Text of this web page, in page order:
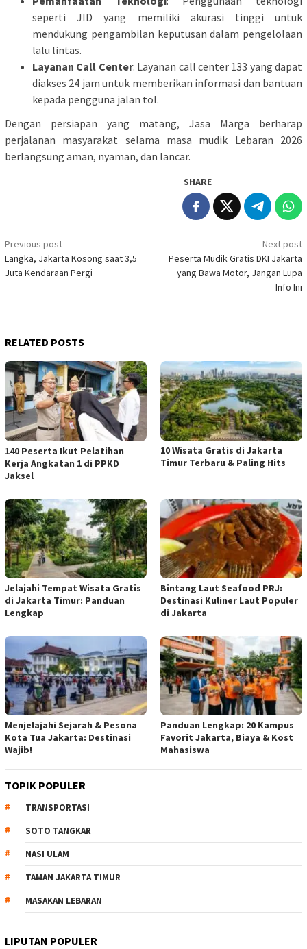
seperti JID yang memiliki akurasi tinggi untuk
mendukung pengambilan keputusan dalam pengelolaan
lalu lintas.
Layanan Call Center: Layanan call center 133 yang dapat
diakses 24 jam untuk memberikan informasi dan bantuan
kepada pengguna jalan tol.
Dengan persiapan yang matang, Jasa Marga berharap
perjalanan masyarakat selama masa mudik Lebaran 2026
berlangsung aman, nyaman, dan lancar.
SHARE
Post
navigation
Previous post
Langka, Jakarta Kosong saat 3,5
Juta Kendaraan Pergi
Next post
Peserta Mudik Gratis DKI Jakarta
yang Bawa Motor, Jangan Lupa
Info Ini
RELATED POSTS
140 Peserta Ikut Pelatihan
Kerja Angkatan 1 di PPKD
Jaksel
10 Wisata Gratis di Jakarta
Timur Terbaru & Paling Hits
Jelajahi Tempat Wisata Gratis
di Jakarta Timur: Panduan
Lengkap
Bintang Laut Seafood PRJ:
Destinasi Kuliner Laut Populer
di Jakarta
Menjelajahi Sejarah & Pesona
Kota Tua Jakarta: Destinasi
Wajib!
Panduan Lengkap: 20 Kampus
Favorit Jakarta, Biaya & Kost
Mahasiswa
TOPIK POPULER
TRANSPORTASI
SOTO TANGKAR
NASI ULAM
TAMAN JAKARTA TIMUR
MASAKAN LEBARAN
LIPUTAN POPULER